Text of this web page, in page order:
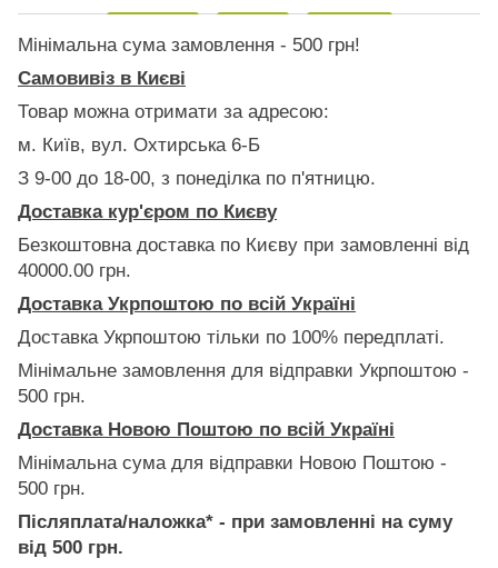
Мінімальна сума замовлення - 500 грн!
Самовивіз в Києві
Товар можна отримати за адресою:
м. Київ, вул. Охтирська 6-Б
З 9-00 до 18-00, з понеділка по п'ятницю.
Доставка кур'єром по Києву
Безкоштовна доставка по Києву при замовленні від
40000.00 грн.
Доставка Укрпоштою по всій Україні
Доставка Укрпоштою тільки по 100% передплаті.
Мінімальне замовлення для відправки Укрпоштою -
500 грн.
Доставка Новою Поштою по всій Україні
Мінімальна сума для відправки Новою Поштою -
500 грн.
Післяплата/наложка* - при замовленні на суму
від 500 грн.